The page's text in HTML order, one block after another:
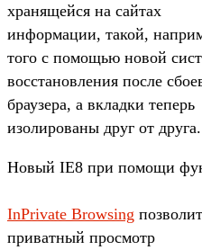
хранящейся на сайтах
информации, такой,
того с помощью новой
восстановления после
браузера, а вкладки теперь
изолированы друг от друга.
Новый IE8 при помощи
InPrivate Browsing
приватный просмотр